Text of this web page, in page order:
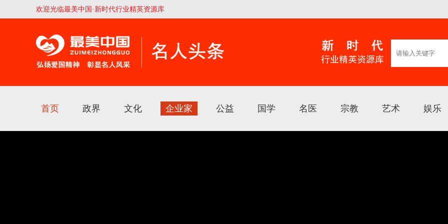
欢迎光临最美中国·新时代行业精英资源库
首页 政界 文化 企业家 公益 国学 名医 宗教 艺术 娱乐